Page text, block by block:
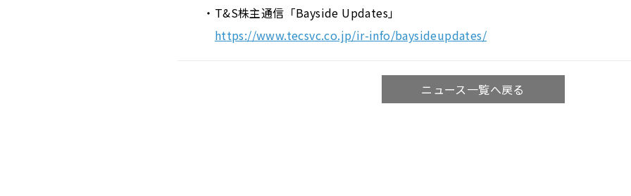
・T&S株主通信「Bayside Updates」
https://www.tecsvc.co.jp/ir-info/baysideupdates/
ニュース一覧へ戻る